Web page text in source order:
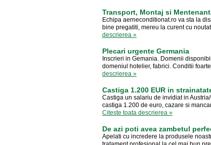
Transport, Montaj si
Echipa aerneconditionat.ro va sta la
bine pregatiti, mereu la curent cu
descrierea »
Plecari urgente Germania
Inscrieri in Gemania. Domenii
domeniul hotelier, fabrici. Conditii
descrierea »
Castiga 1.200 EUR in
Castiga un salariu de invidiat in
castiga 1.200 de euro, cazare si
Citeste toata descrierea »
De azi poti avea zambetul
Apelati cu incredere la produsele